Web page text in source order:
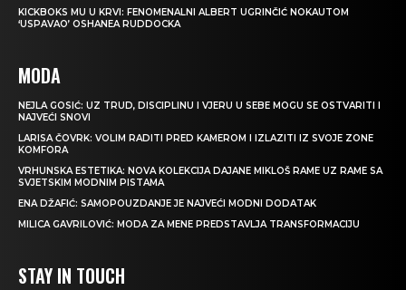
KICKBOKS MU U KRVI: FENOMENALNI ALBERT UGRINČIĆ NOKAUTOM
‘USPAVAO’ OSHANEA RUDDOCKA
MODA
NEJLA GOSIĆ: UZ TRUD, DISCIPLINU I VJERU U SEBE MOGU SE OSTVARITI I
NAJVEĆI SNOVI
LARISA ČOVRK: VOLIM RADITI PRED KAMEROM I IZLAZITI IZ SVOJE ZONE
KOMFORA
VRHUNSKA ESTETIKA: NOVA KOLEKCIJA DAJANE MIKLOŠ RAME UZ RAME SA
SVJETSKIM MODNIM PISTAMA
ENA DŽAFIĆ: SAMOPOUZDANJE JE NAJVEĆI MODNI DODATAK
MILICA GAVRILOVIĆ: MODA ZA MENE PREDSTAVLJA TRANSFORMACIJU
STAY IN TOUCH